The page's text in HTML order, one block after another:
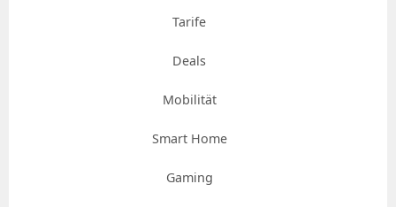
Tarife
Deals
Mobilität
Smart Home
Gaming